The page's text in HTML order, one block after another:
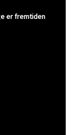
er fremtiden